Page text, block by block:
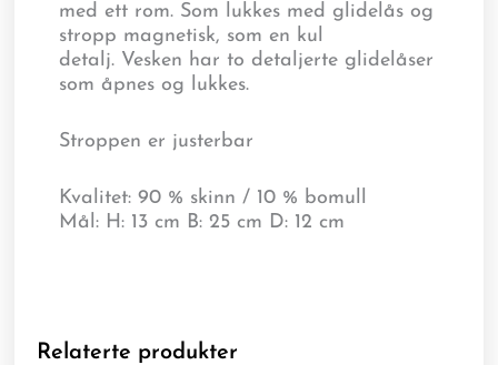
med ett rom. Som lukkes med glidelås og
stropp magnetisk, som en kul
detalj. Vesken har to detaljerte glidelåser
som åpnes og lukkes.
Stroppen er justerbar
Kvalitet: 90 % skinn / 10 % bomull
Mål: H: 13 cm B: 25 cm D: 12 cm
Relaterte produkter